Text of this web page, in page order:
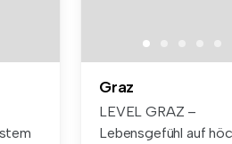
Graz
LEVEL GRAZ –
Lebensgefühl auf